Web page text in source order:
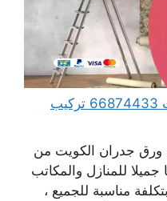
فني تركيب ورق جدران الكويت 66874433 تركيب
ورق جدران الكويت من
للمنازل والمكاتب
مناسبة للجميع ،